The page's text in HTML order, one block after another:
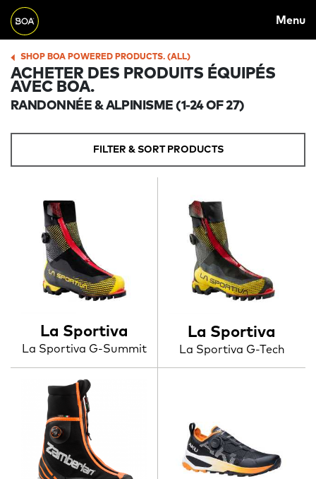
Skip to main content
NAVIGATION
Menu
BREADCRUMB
SHOP BOA POWERED PRODUCTS. (ALL)
ACHETER DES PRODUITS ÉQUIPÉS
AVEC BOA.
RANDONNÉE & ALPINISME (1-24 OF 27)
FILTER & SORT PRODUCTS
La Sportiva
La Sportiva G-Summit
La Sportiva
La Sportiva G-Tech